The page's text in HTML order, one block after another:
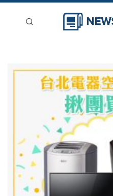
新聞稿分類
登入